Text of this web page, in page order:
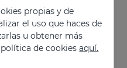
propias y de
el uso que haces de
u obtener más
de cookiesaquí.